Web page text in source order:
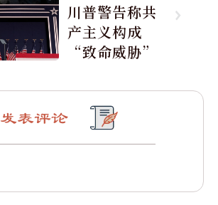
川普警告称共
产主义构成
“致命威胁”
发表评论